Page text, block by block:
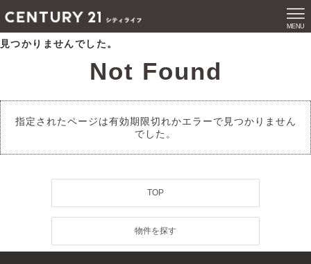
MENU
見つかりませんでした。
Not Found
指定されたページは有効期限切れかエラーで見つかりません
でした。
TOP
物件を探す